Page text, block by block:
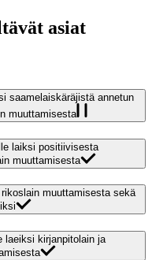
asiat
saamelaiskäräjistä annetun
muuttamisesta
laiksi positiivisesta
muuttamisesta
muuttamisesta sekä
laeiksi kirjanpitolain ja